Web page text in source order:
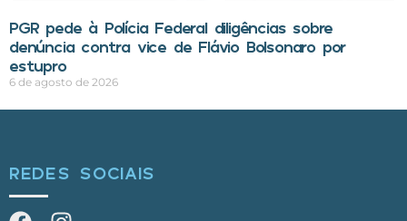
PGR pede à Polícia Federal diligências sobre
denúncia contra vice de Flávio Bolsonaro por
estupro
6 de agosto de 2026
REDES SOCIAIS